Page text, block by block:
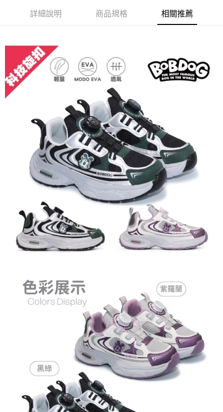
ATM／網路銀行／等多元方式進行付款，方視為交易完成。
※ 請注意：結帳手續完成當下不需立刻繳費，但若您需要取消訂單，請聯絡
※ 交易是否成功請以「AFTEE先享後付 」之結帳頁面顯示為準，若有關於
是否繳費成功／繳費後需取消欲退款等相關疑問，請聯繫「AFTEE先享後付
客戶支援中心」 https://netprotections.freshdesk.com/support/home
【注意事項】
１．透過由恩沛科技股份有限公司提供之「AFTEE先享後付」服務完成之交
易，需依本服務之必要範圍內提供個人資料，並將交易相關給付款項請求債
權轉讓予恩沛科技股份有限公司。
２．關於個人資料處理事宜，請瀏覽以下網址：
https://aftee.tw/terms/#terms3
３．未成年的使用者請事先徵得法定代理人或監護人之同意方可使用
「AFTEE先享後付」，若未經同意申辦者引起之損失，本公司不負相關責
４．使用「AFTEE先享後付」時，將依據個別帳號之用戶狀況，依本公司即
時審查核予不同之上限額度；若仍有額度不足之情形，本公司將視審查結果
請求用戶進行身份認證。
５．嚴禁一人註冊多個帳號或使用他人資訊註冊。若發現惡意使用之情形，
恩沛科技股份有限公司將有權停止該用戶之使用額度並採取法律行動。
7-11取貨付款
付款後7-11取貨
每筆NT$60，滿NT$888(含以上)免運費
宅配
每筆NT$100，滿NT$999(含以上)免運費
詳細說明 商品規格 相關推薦